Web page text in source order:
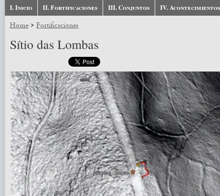
I. Inicio II. Fortificaciones III. Conjuntos
IV. Acontecimientos
Home > Fortificaciones
Sítio das Lombas